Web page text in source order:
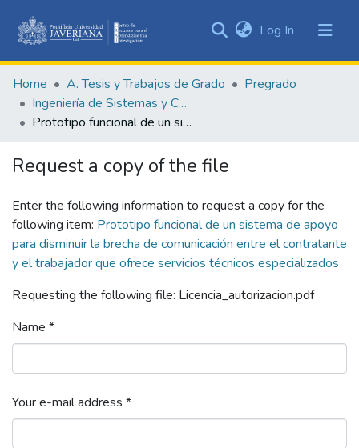
&
Collections
All of DSpace
Statistics
Log In (current)
Home A. Tesis y Trabajos de Grado
Pregrado
Ingeniería de Sistemas y Computación
Prototipo funcional de un sistema de apoyo para disminuir la brecha de comunicación entre el contratante y el trabajador que ofrece servicios técnicos especializados
Request a copy of the file
Enter the following information to request a copy for the
following item: Prototipo funcional de un sistema de apoyo
para disminuir la brecha de comunicación entre el contratante
y el trabajador que ofrece servicios técnicos especializados
Requesting the following file: Licencia_autorizacion.pdf
Name *
Your e-mail address *